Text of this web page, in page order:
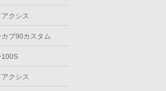
クシス
カブ90カスタム
100S
クシス